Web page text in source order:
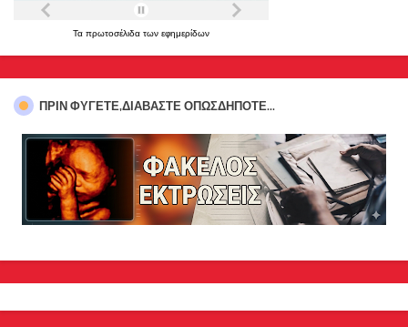
Τα πρωτοσέλιδα των εφημερίδων
ΠΡΊΝ ΦΎΓΕΤΕ,ΔΙΑΒΆΣΤΕ ΟΠΩΣΔΉΠΟΤΕ...